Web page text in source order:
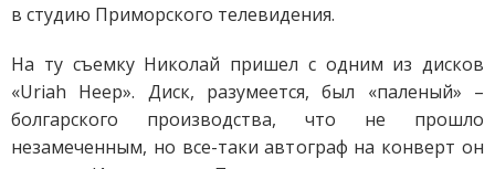
в студию Приморского телевидения.
На ту съемку Николай пришел с одним из дисков
«Uriah Heep». Диск, разумеется, был «паленый» –
болгарского производства, что не прошло
незамеченным, но все-таки автограф на конверт он